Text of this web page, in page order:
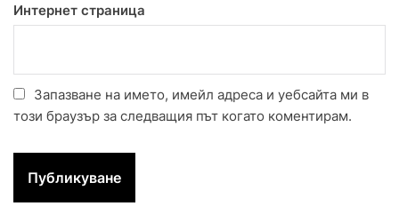
Интернет страница
Запазване на името, имейл адреса и уебсайта ми в
този браузър за следващия път когато коментирам.